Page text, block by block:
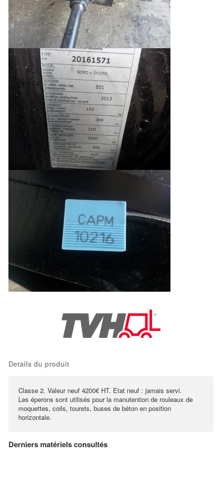
Details du produit
Classe 2. Valeur neuf 4200€ HT. Etat neuf : jamais servi.
Les éperons sont utilisés pour la manutention de rouleaux de
moquettes, coils, tourets, buses de béton en position
horizontale.
Derniers matériels consultés